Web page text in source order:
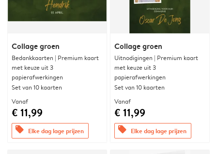
Collage groen
Bedankkaarten | Premium kaart
met keuze uit 3
papierafwerkingen
Set van 10 kaarten
Vanaf
€ 11,99
offers Elke dag lage prijzen
Collage groen
Uitnodigingen | Premium kaart
met keuze uit 3
papierafwerkingen
Set van 10 kaarten
Vanaf
€ 11,99
offers Elke dag lage prijzen